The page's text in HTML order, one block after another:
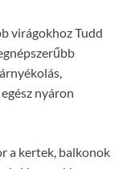
virágokhoz Tudd
nyáron
a kertek, balkonok